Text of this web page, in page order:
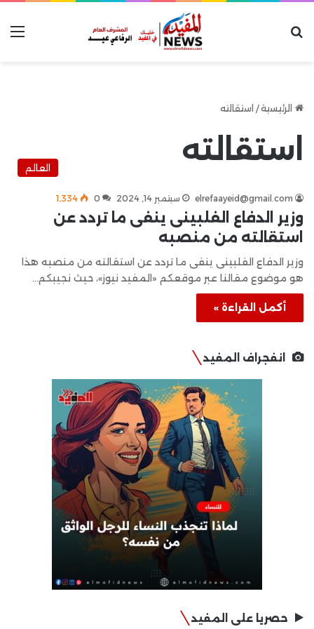
الرئيسية/ استقالته
استقالته
العالم
elrefaayeid@gmail.com سبتمبر 14, 2024 0 1٬334
وزير الدفاع الفلبينى ينفى ما تردد عن
استقالته من منصبه
وزير الدفاع الفلبينى ينفى ما تردد عن استقالته من منصبه هذا
هو موضوع مقالنا عبر موقعكم «المفيد نيوز»، حيث نجيبكم…
أكمل القراءة »
انفجراف المفيد
حصريا على المفيد